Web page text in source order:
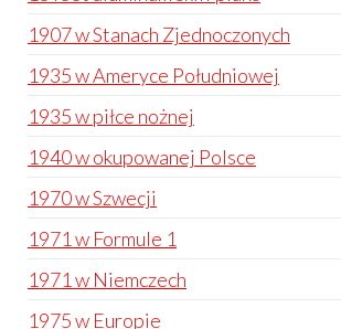
1907 w Stanach Zjednoczonych
1935 w Ameryce Południowej
1935 w piłce nożnej
1940 w okupowanej Polsce
1970 w Szwecji
1971 w Formule 1
1971 w Niemczech
1975 w Europie